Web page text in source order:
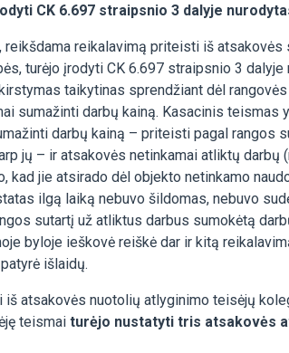
CK 6.697 straipsnio 3 dalyje
reikalavimą priteisti iš
turėjo įrodyti CK 6.697 straipsnio 3
taikytinas sprendžiant dėl
sumažinti darbų kainą. Kasacinis
darbų kainą – priteisti pagal
jų – ir atsakovės netinkamai atliktų
kad jie atsirado dėl objekto netinkamo
ilgą laiką nebuvo šildomas, nebuvo
sutartį už atliktus darbus sumokėtą
byloje ieškovė reiškė dar ir kitą
išlaidų.
atsakovės nuotolių atlyginimo teisėjų
teismai turėjo nustatyti tris atsakovės